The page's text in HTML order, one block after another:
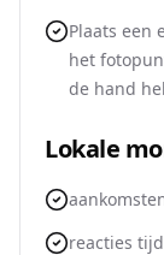
Plaats een
het
de hand
Lokale
reacties